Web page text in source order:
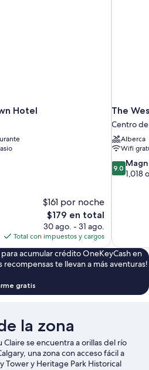
Hotel
$161 por noche
El
precio
actual
es
de
$179
$179 en total
30 ago. - 31 ago.
Total con impuestos y cargos
The
Centro
Alberca
Wifi
9.0
de
9.0
1,018
acumular crédito OneKeyCash en
recompensas te llevan a más aventuras!
gratis
la zona
Claire se encuentra a orillas del río
una zona con acceso fácil a
Tower y Heritage Park Historical